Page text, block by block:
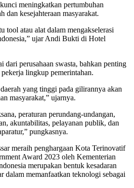
meningkatkan pertumbuhan
dan kesejahteraan masyarakat.
tool atau alat dalam mengakselerasi
ujar Andi Bukti di Hotel
dari perusahaan swasta, bahkan penting
lingkup pemerintahan.
yang tinggi pada gilirannya akan
masyarakat,” ujarnya.
peraturan perundang-undangan,
akuntabilitas, pelayanan publik, dan
pungkasnya.
meraih penghargaan Kota Terinovatif
Award 2023 oleh Kementerian
merupakan bentuk kesadaran
dalam memanfaatkan teknologi sebagai